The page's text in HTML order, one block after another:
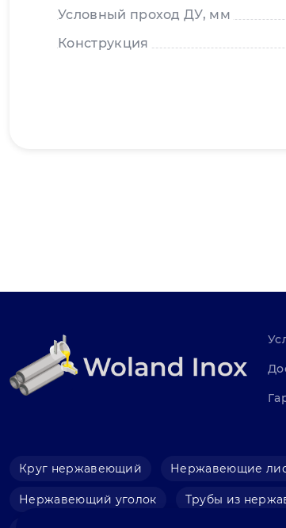
Условный проход ДУ, мм
Конструкция
Круг нержавеющий Нержавеющие
Нержавеющий уголок Трубы из